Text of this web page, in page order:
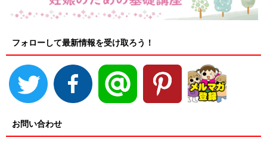
フォローして最新情報を受け取ろう！
お問い合わせ